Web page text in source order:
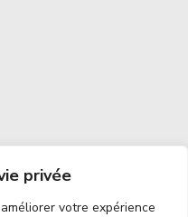
privée
votre expérience